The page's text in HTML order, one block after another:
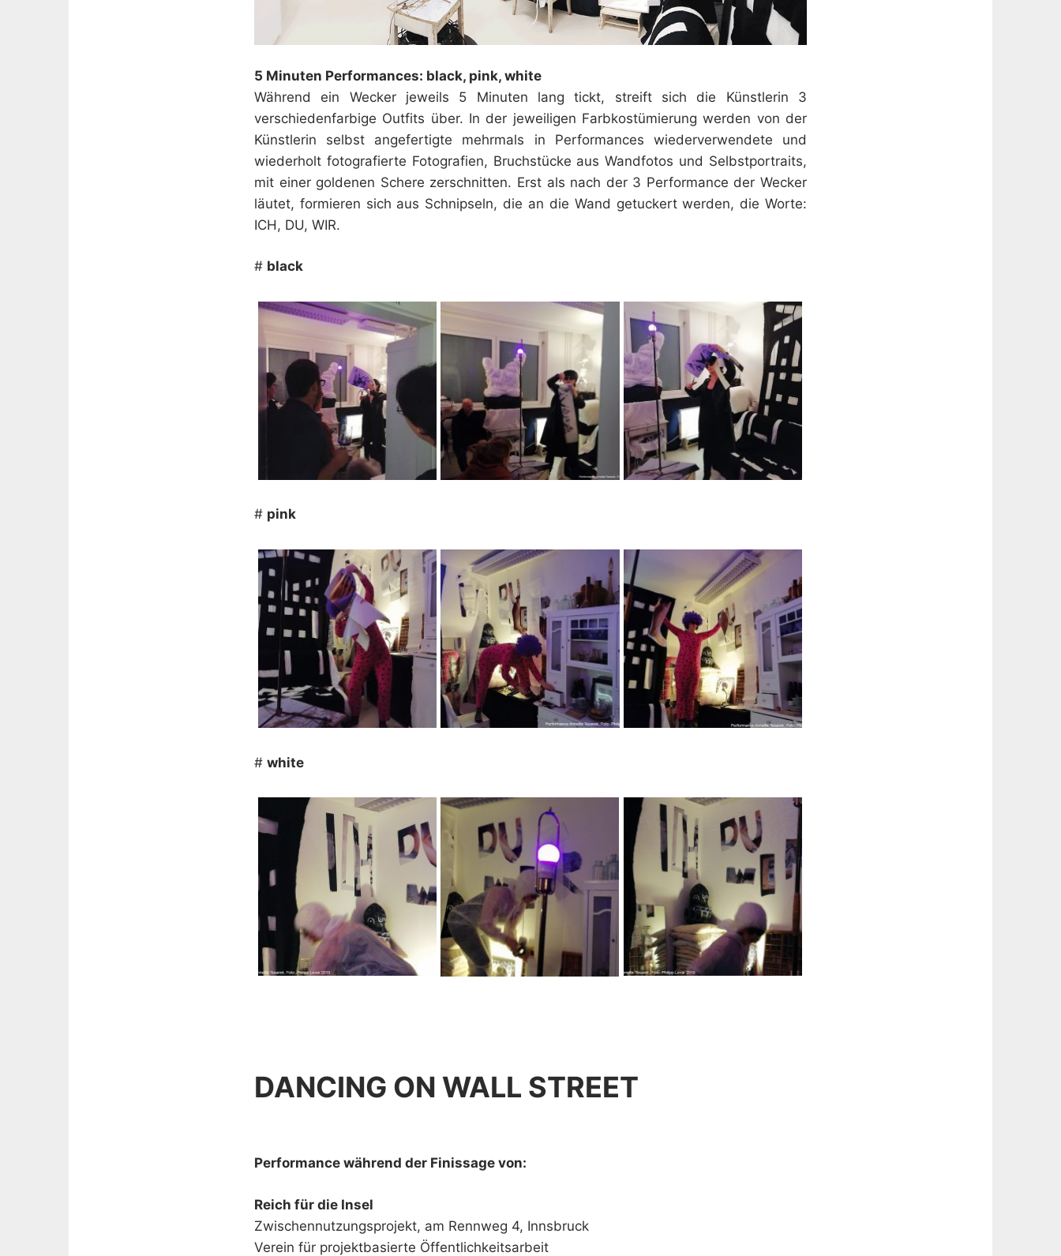
5 Minuten Performances: black, pink, white
Während ein Wecker jeweils 5 Minuten lang tickt, streift sich die Künstlerin 3
verschiedenfarbige Outfits über. In der jeweiligen Farbkostümierung werden von der
Künstlerin selbst angefertigte mehrmals in Performances wiederverwendete und
wiederholt fotografierte Fotografien, Bruchstücke aus Wandfotos und Selbstportraits,
mit einer goldenen Schere zerschnitten. Erst als nach der 3 Performance der Wecker
läutet, formieren sich aus Schnipseln, die an die Wand getuckert werden, die Worte:
ICH, DU, WIR.
# black
# pink
# white
DANCING ON WALL STREET
Performance während der Finissage von:
Reich für die Insel
Zwischennutzungsprojekt, am Rennweg 4, Innsbruck
Verein für projektbasierte Öffentlichkeitsarbeit